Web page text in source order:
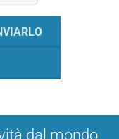
dal mondo